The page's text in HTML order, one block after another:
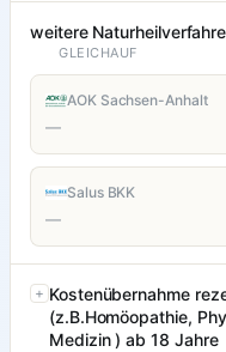
weitere
GLEICHAUF
AOK Sachsen-Anhalt
—
Salus BKK
—
Kostenübernahme
(z.B.Homöopathie,
Medizin ) ab 18 Jahre